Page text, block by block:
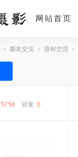
网站首页
› 摄友交流 › 器材交流 ›
5756 回复: 0